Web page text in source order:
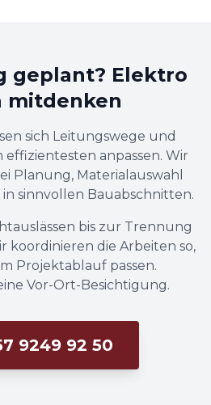
geplant? Elektro
mitdenken
sich Leitungswege und
effizientesten anpassen. Wir
Planung, Materialauswahl
sinnvollen Bauabschnitten.
bis zur Trennung
koordinieren die Arbeiten so,
Projektablauf passen.
Vor-Ort-Besichtigung.
9249 92 50